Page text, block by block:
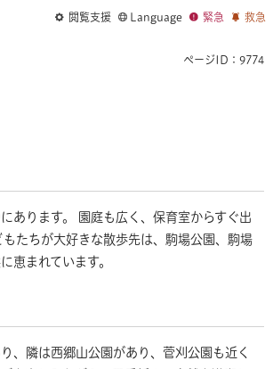
閲覧支援 Language 緊急 救急
ページID：9774
あります。 園庭も広く、保育室からすぐ出
もたちが大好きな散歩先は、駒場公園、駒場
恵まれています。
、隣は西郷山公園があり、菅刈公園も近く